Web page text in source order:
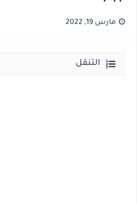
مارس 19, 2022
التنقل